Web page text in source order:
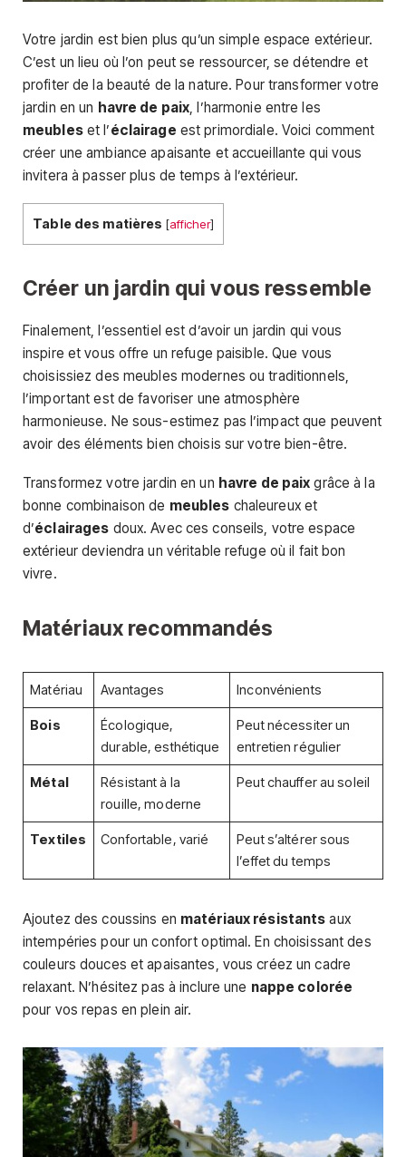
Votre jardin est bien plus qu’un simple espace extérieur.
C’est un lieu où l’on peut se ressourcer, se détendre et
profiter de la beauté de la nature. Pour transformer votre
jardin en un havre de paix , l’harmonie entre les
meubleset l’éclairage est primordiale. Voici comment
créer une ambiance apaisante et accueillante qui vous
invitera à passer plus de temps à l’extérieur.
Table des matières [afficher]
Créer un jardin qui vous ressemble
Finalement, l’essentiel est d’avoir un jardin qui vous
inspire et vous offre un refuge paisible. Que vous
choisissiez des meubles modernes ou traditionnels,
l’important est de favoriser une atmosphère
harmonieuse. Ne sous-estimez pas l’impact que peuvent
avoir des éléments bien choisis sur votre bien-être.
Transformez votre jardin en un havre de paix grâce à la
bonne combinaison de meubles chaleureux et
d’éclairages doux. Avec ces conseils, votre espace
extérieur deviendra un véritable refuge où il fait bon
vivre.
Matériaux recommandés
Matériau Avantages Inconvénients
Bois
Écologique,
durable, esthétique
Peut nécessiter un
entretien régulier
Métal
Résistant à la
rouille, moderne
Peut chauffer au soleil
Textiles Confortable, varié
Peut s’altérer sous
l’effet du temps
Ajoutez des coussins en matériaux résistants aux
intempéries pour un confort optimal. En choisissant des
couleurs douces et apaisantes, vous créez un cadre
relaxant. N’hésitez pas à inclure une nappe colorée
pour vos repas en plein air.